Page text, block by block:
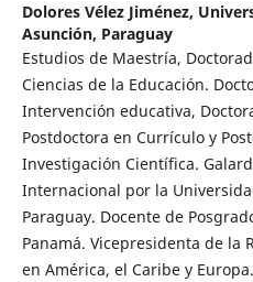
Dolores Vélez Jiménez,
Asunción, Paraguay
Estudios de Maestría,
Ciencias de la Educación.
Intervención educativa,
Postdoctora en Currículo y
Investigación Científica.
Internacional por la
Paraguay. Docente de
Panamá. Vicepresidenta de la
en América, el Caribe y